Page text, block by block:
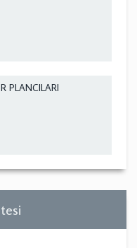
PLANCILARI